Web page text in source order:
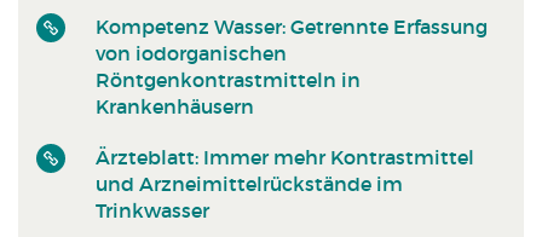
Kompetenz Wasser: Getrennte Erfassung
von iodorganischen
Röntgenkontrastmitteln in
Krankenhäusern
Ärzteblatt: Immer mehr Kontrastmittel
und Arzneimittelrückstände im
Trinkwasser